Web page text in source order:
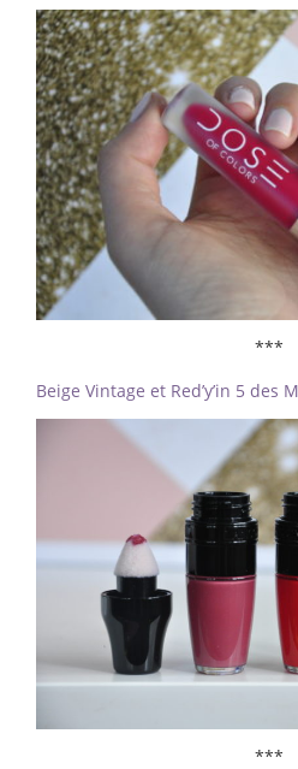
***
Beige Vintage et Red’y’in 5 des
***